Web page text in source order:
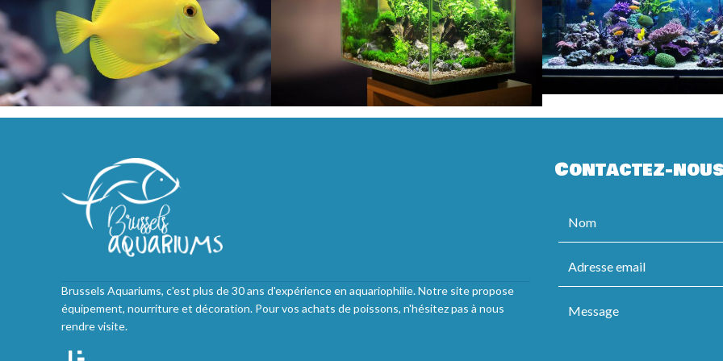
Brussels Aquariums, c'est plus de 30 ans d'expérience en aquariophilie. Notre site propose
équipement, nourriture et décoration. Pour vos achats de poissons, n'hésitez pas à nous
rendre visite.
Contactez-